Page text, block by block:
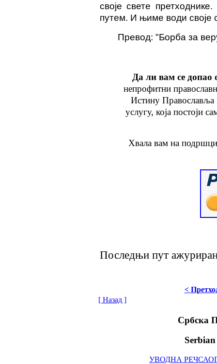
своје свете
путем. И њиме води своје
Превод: "Борба за
Да ли вам се допао
непрофитни
Истину
услугу, којапостоји
Хвала вам на
Последњи пут
<
[ Назад ]
Србска
УВОДНА РЕЧ